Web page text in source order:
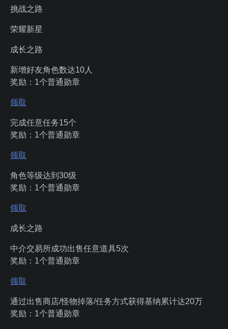
挑战之路
荣耀新星
成长之路
新增好友角色数达10人
奖励：1个普通勋章
领取
完成任意任务15个
奖励：1个普通勋章
领取
角色等级达到30级
奖励：1个普通勋章
领取
成长之路
中介交易所成功出售任意道具5次
奖励：1个普通勋章
领取
通过出售商店/怪物掉落/任务方式获得基纳累计达20万
奖励：1个普通勋章